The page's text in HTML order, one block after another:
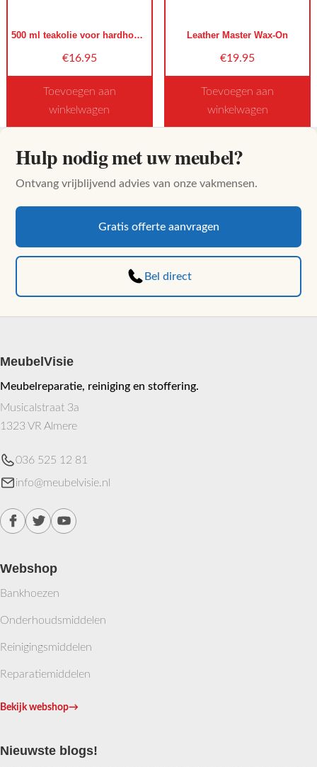
gekozen
worden
op
de
productpagina
500 ml teakolie voor hardhouten tuinmeubels
€16.95
Toevoegen aan
winkelwagen
product
heeft
meerdere
variaties.
Deze
worden
op
Leather Master Wax-On
€19.95
Toevoegen aan
winkelwagen
Hulp nodig met uw meubel?
Ontvang vrijblijvend advies van onze vakmensen.
Gratis offerte aanvragen
Bel direct
MeubelVisie
Meubelreparatie, reiniging en stoffering.
Musicalstraat 3a
1323 VR Almere
036 525 12 81
info@meubelvisie.nl
Webshop
Bankhoezen
Onderhoudsmiddelen
Reinigingsmiddelen
Reparatiemiddelen
Bekijk webshop→
Nieuwste blogs!